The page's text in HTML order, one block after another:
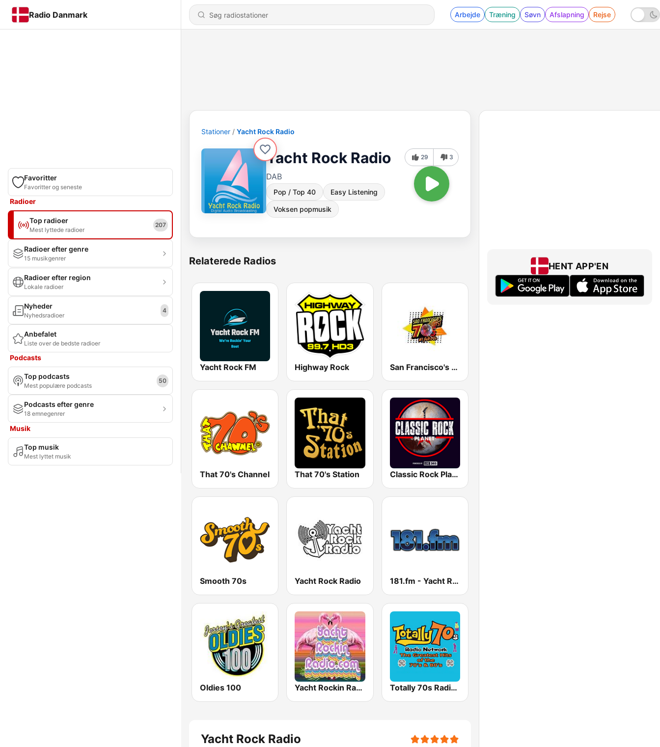
Radio Danmark Arbejde Træning Søvn Afslapning Rejse
Favoritter
Favoritter og seneste
Radioer
Top radioer
Mest lyttede radioer
207
Radioer efter genre
15 musikgenrer
Radioer efter region
Lokale radioer
Nyheder
Nyhedsradioer
4
Anbefalet
Liste over de bedste radioer
Podcasts
Top podcasts
Mest populære podcasts
50
Podcasts efter genre
18 emnegenrer
Musik
Top musik
Mest lyttet musik
Stationer Yacht Rock Radio
Yacht Rock Radio
DAB
Pop / Top 40 Easy Listening
Voksen popmusik
29 3
Relaterede Radios
Yacht Rock FM Highway Rock San Francisco's 70s HITS!
That 70's Channel That 70's Station Classic Rock Planet
Smooth 70s Yacht Rock Radio 181.fm - Yacht Rock
Oldies 100 Yacht Rockin Radio Totally 70s Radio Network
Yacht Rock Radio
HENT APP'EN